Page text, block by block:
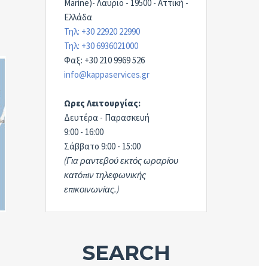
Marine)- Λαυριο - 19500 - Αττική -
Ελλάδα
Τηλ: +30 22920 22990
Τηλ: +30 6936021000
Φαξ: +30 210 9969 526
info@kappaservices.gr
Ωρες Λειτουργίας:
Δευτέρα - Παρασκευή
9:00 - 16:00
Σάββατο 9:00 - 15:00
(Για ραντεβού εκτός ωραρίου
κατόπιν τηλεφωνικής
επικοινωνίας.)
SEARCH